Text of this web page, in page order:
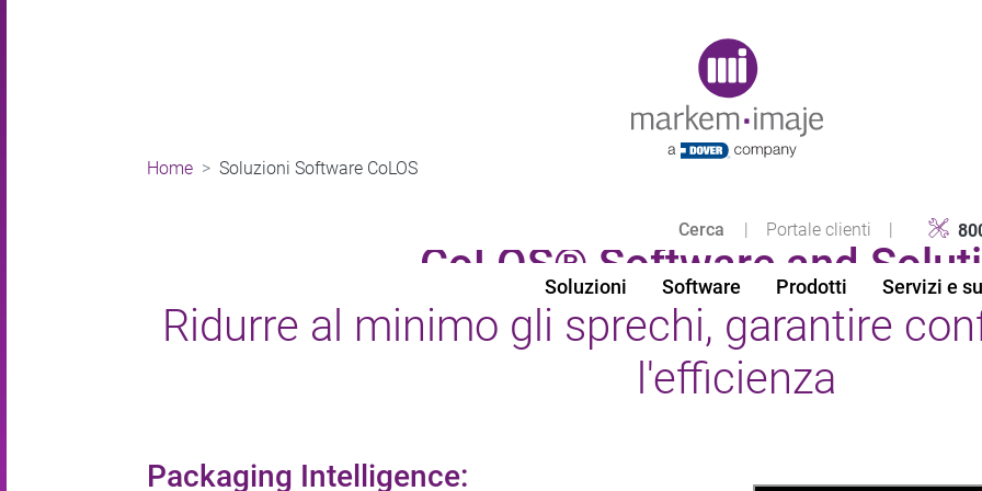
| Portale clienti |
Soluzioni Software Prodotti Servizi e
Home Soluzioni Software CoLOS
CoLOS® Software and
Ridurre al minimo gli sprechi, garantire
l'efficienza
Packaging Intelligence: